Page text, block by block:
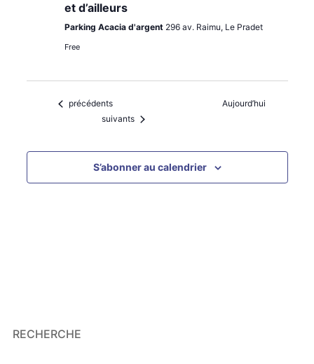
et d’ailleurs
Parking Acacia d'argent 296 av. Raimu, Le Pradet
Free
Évènements
précédents
Aujourd’hui
Évènements
suivants
S’abonner au calendrier
RECHERCHE